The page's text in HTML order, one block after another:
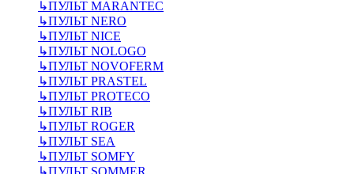
↳ПУЛЬТ MARANTEC
↳ПУЛЬТ NERO
↳ПУЛЬТ NICE
↳ПУЛЬТ NOLOGO
↳ПУЛЬТ NOVOFERM
↳ПУЛЬТ PRASTEL
↳ПУЛЬТ PROTECO
↳ПУЛЬТ RIB
↳ПУЛЬТ ROGER
↳ПУЛЬТ SEA
↳ПУЛЬТ SOMFY
↳ПУЛЬТ SOMMER